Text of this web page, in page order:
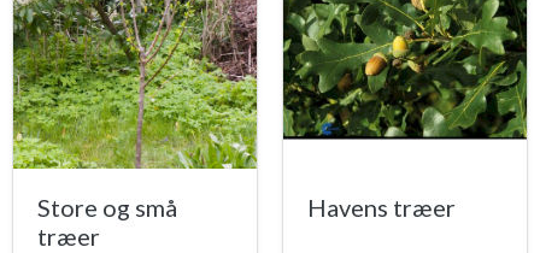
Store og små
træer
Havens træer